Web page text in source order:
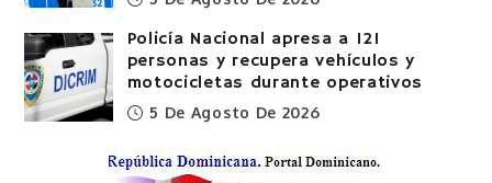
Policía Nacional apresa a 121
personas y recupera vehículos y
motocicletas durante operativos
5 De Agosto De 2026